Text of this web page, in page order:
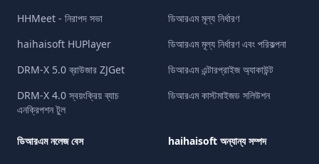
HHMeet - নিরাপদ সভা
haihaisoft HUPlayer
DRM-X 5.0 ব্রাউজার ZJGet
DRM-X 4.0 স্বয়ংক্রিয় ব্যাচ
এনক্রিপশন টুল
ডিআরএম মূল্য নির্ধারণ
ডিআরএম মূল্য নির্ধারণ এবং পরিকল্পনা
ডিআরএম এন্টারপ্রাইজ অ্যাকাউন্ট
ডিআরএম কাস্টমাইজড সলিউশন
ডিআরএম নলেজ বেস haihaisoft অন্যান্য সম্পদ